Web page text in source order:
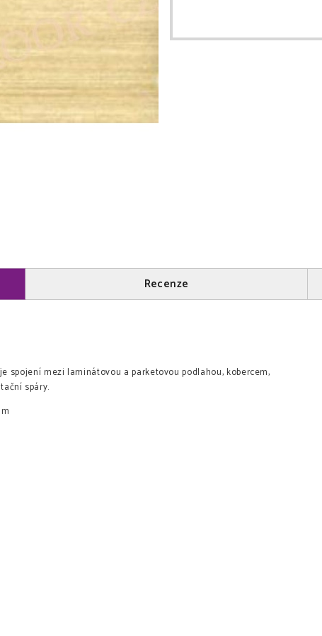
Recenze
spojení mezi laminátovou a parketovou podlahou, kobercem,
spáry.